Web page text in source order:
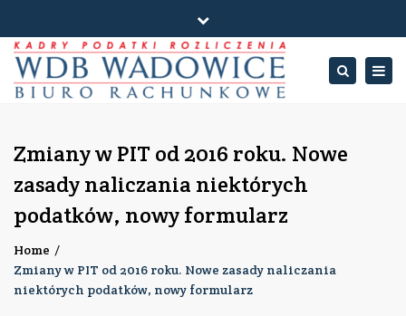
ul. Polna 12, 34-100 Wadowice NIP: 5512633892
Pn - Pt: 8:00 > 15:00 +48 530-125-381
WDB
WADOWICE
Close
top
bar
Search
Zmiany w PIT od 2016 roku. Nowe
zasady naliczania niektórych
podatków, nowy formularz
Home
Zmiany w PIT od 2016 roku. Nowe zasady naliczania
niektórych podatków, nowy formularz